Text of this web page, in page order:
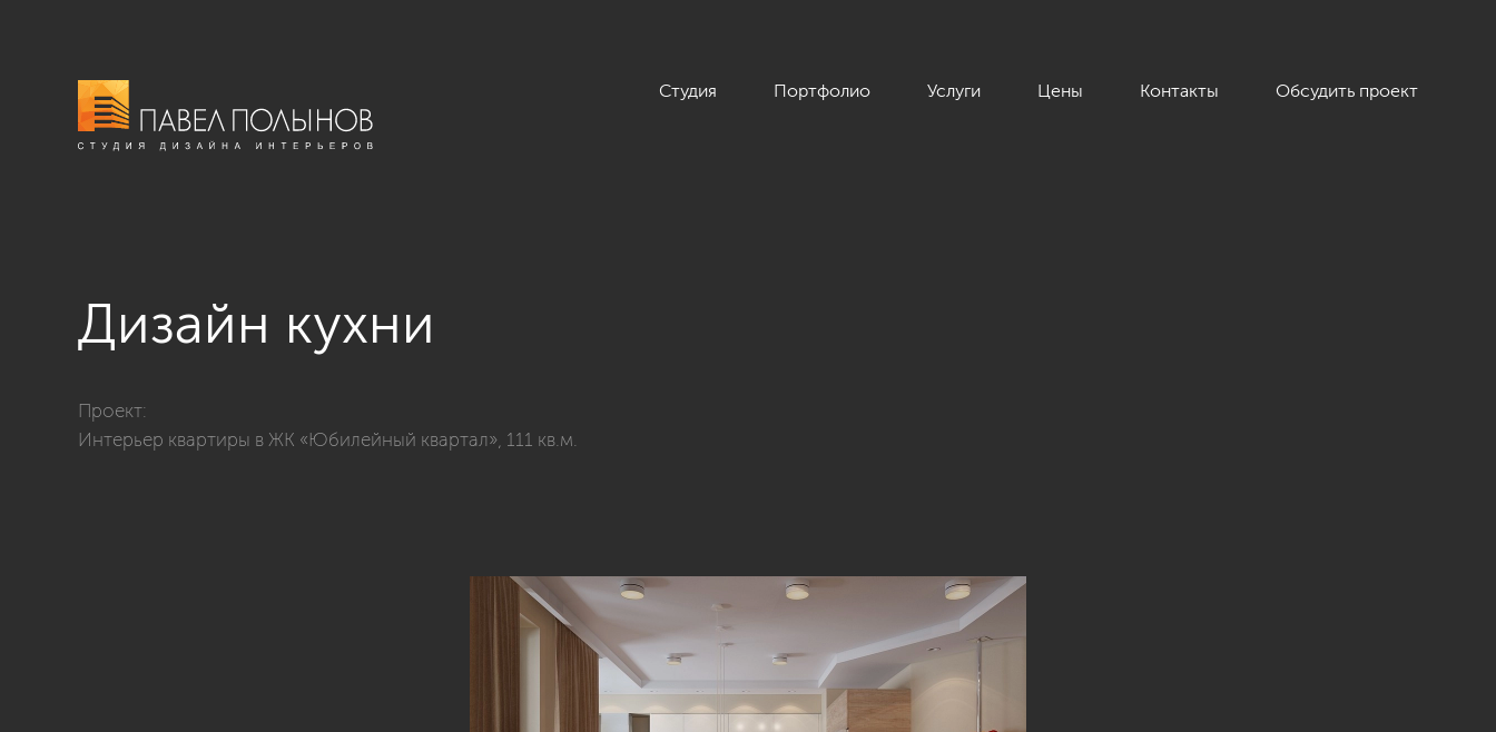
Студия Портфолио Услуги Цены Контакты Обсудить проект
Дизайн кухни
Проект:
Интерьер квартиры в ЖК «Юбилейный квартал», 111 кв.м.